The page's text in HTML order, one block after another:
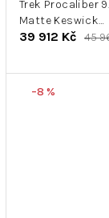
Trek Procaliber
Matte Keswick
Green/Mercury
39 912 Kč 45
–8 %